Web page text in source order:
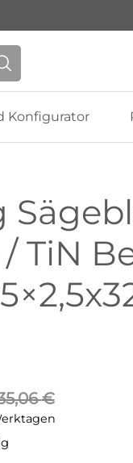
Konfigurator
TiN
€
Preis war:
ist: 218,27 €.